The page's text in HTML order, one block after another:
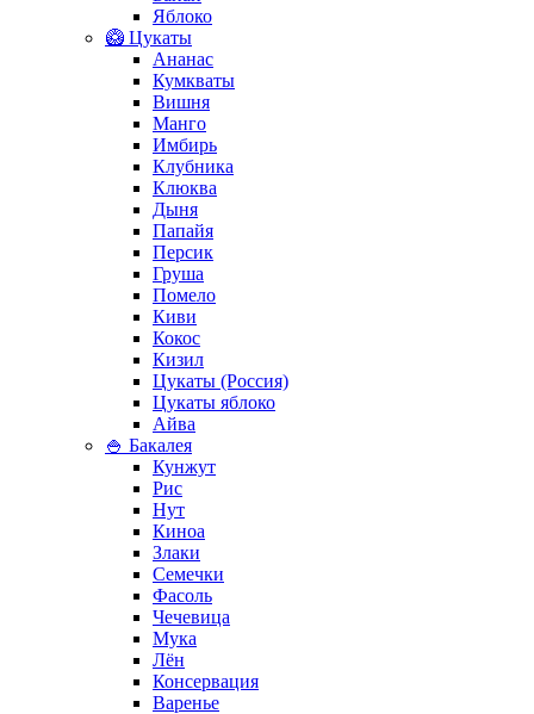
Яблоко
🥝 Цукаты
Ананас
Кумкваты
Вишня
Манго
Имбирь
Клубника
Клюква
Дыня
Папайя
Персик
Груша
Помело
Киви
Кокос
Кизил
Цукаты (Россия)
Цукаты яблоко
Айва
🍚 Бакалея
Кунжут
Рис
Нут
Киноа
Злаки
Семечки
Фасоль
Чечевица
Мука
Лён
Консервация
Варенье